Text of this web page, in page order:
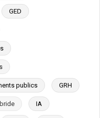
GED
publics GRH
IA